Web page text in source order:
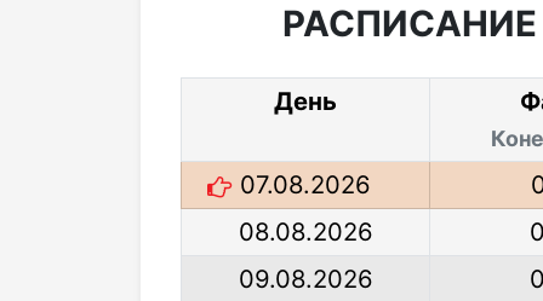
День
07.08.2026
08.08.2026
09.08.2026